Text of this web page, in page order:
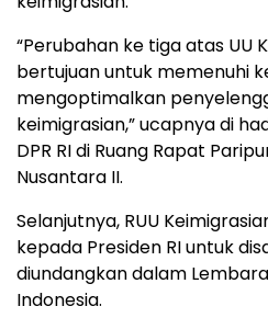
“Perubahan ke tiga atas UU
bertujuan untuk memenuhi
mengoptimalkan
keimigrasian,” ucapnya di
DPR RI di Ruang Rapat
Nusantara II.
Selanjutnya, RUU
kepada Presiden RI untuk
diundangkan dalam
Indonesia.